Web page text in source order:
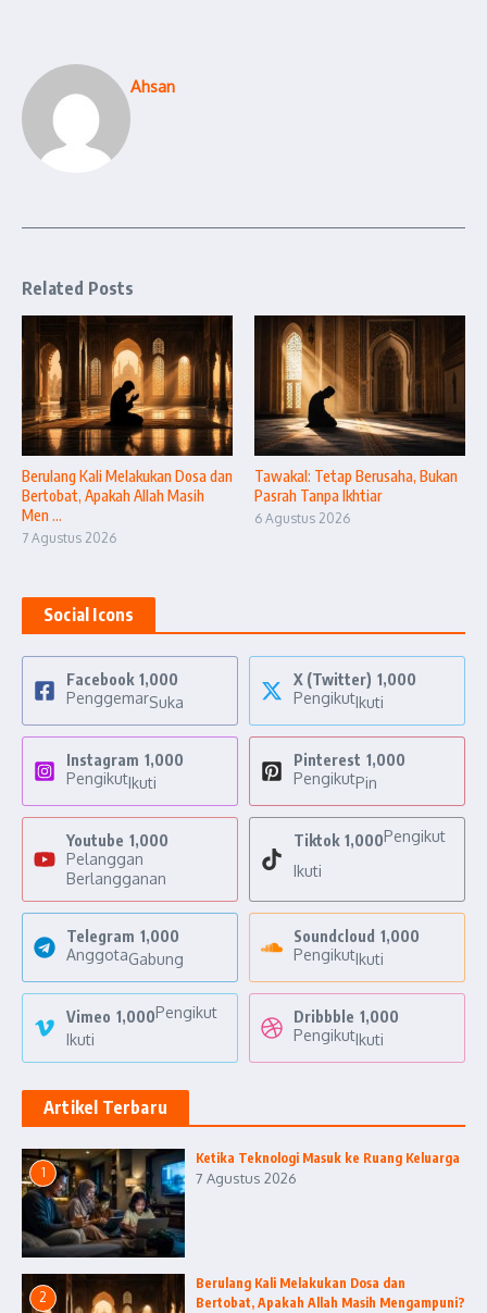
Ahsan
Related Posts
Berulang Kali Melakukan Dosa dan
Bertobat, Apakah Allah Masih
Men ...
7 Agustus 2026
Tawakal: Tetap Berusaha, Bukan
Pasrah Tanpa Ikhtiar
6 Agustus 2026
Social Icons
Facebook 1,000
PenggemarSuka
X (Twitter) 1,000
PengikutIkuti
Instagram 1,000
PengikutIkuti
Pinterest 1,000
PengikutPin
Youtube 1,000
Pelanggan
Berlangganan
Tiktok 1,000Pengikut
Ikuti
Telegram 1,000
AnggotaGabung
Soundcloud 1,000
PengikutIkuti
Vimeo 1,000Pengikut
Ikuti
Dribbble 1,000
PengikutIkuti
Artikel Terbaru
1
Ketika Teknologi Masuk ke Ruang Keluarga
7 Agustus 2026
2
Berulang Kali Melakukan Dosa dan
Bertobat, Apakah Allah Masih Mengampuni?